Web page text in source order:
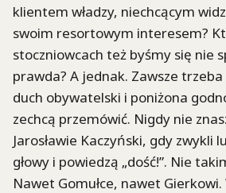
klientem władzy, niechcącym
swoim resortowym interesem?
stoczniowcach też byśmy się nie
prawda? A jednak. Zawsze
duch obywatelski i poniżona
zechcą przemówić. Nigdy nie
Jarosławie Kaczyński, gdy zwykli
głowy i powiedzą „dość!”. Nie
Nawet Gomułce, nawet